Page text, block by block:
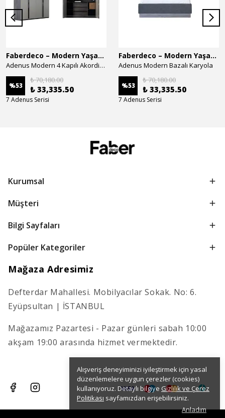
Alışveriş deneyiminizi iyileştirmek için yasal
düzenlemelere uygun çerezler (cookies)
kullanıyoruz. Detaylı bilgiye Gizlilik ve Çerez
Politikası sayfamızdan erişebilirsiniz.
Anladım
Faberdeco – Modern Yaşam Alanları İçin Özel Tasarım Mobilyalar
Adenus Modern 4 Kapılı Akordion Dolap
%53
₺ 70,180.00
₺ 33,335.50
7 Adenus Serisi
Faberdeco – Modern Yaşam Alanları İçin Özel Tasarım Mobilyalar
Adenus Modern Bazalı Karyola
%53
₺ 70,180.00
₺ 33,335.50
7 Adenus Serisi
Kurumsal
Müşteri
Bilgi Sayfaları
Popüler Kategoriler
Mağaza Adresimiz
Defterdar Mahallesi. Mobilyacılar Sokak. No: 6.
Eyüpsultan | İSTANBUL
Mağazamız Pazartesi - Pazar günleri sabah 10:00
akşam 19:00 arasında hizmet vermektedir.